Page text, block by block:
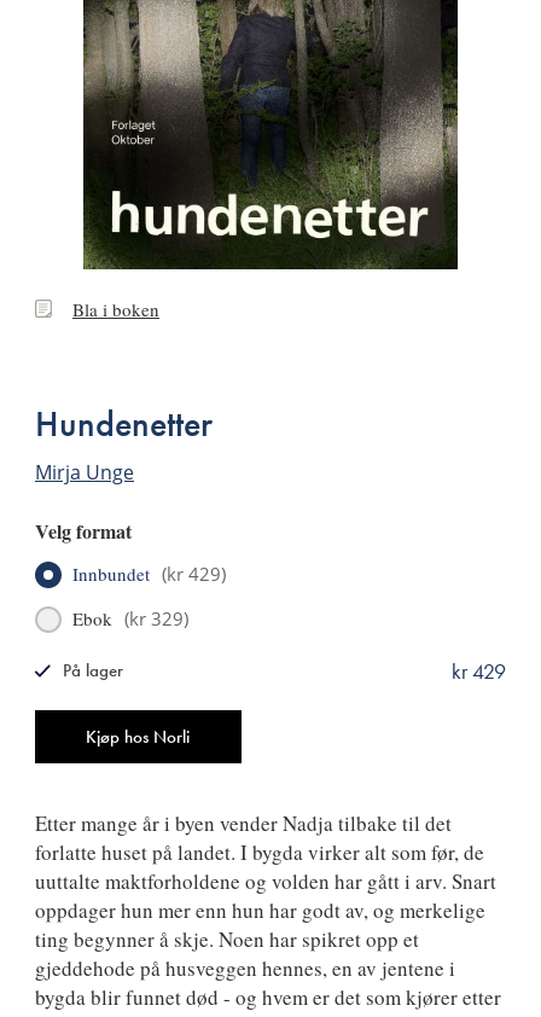
BlaBla i boken
Hundenetter
Mirja Unge
Velg format
Innbundet (kr 429)
Ebok (kr 329)
Kjøp hos Norli
kr 429
På lager
Etter mange år i byen vender Nadja tilbake til det
forlatte huset på landet. I bygda virker alt som før, de
uuttalte maktforholdene og volden har gått i arv. Snart
oppdager hun mer enn hun har godt av, og merkelige
ting begynner å skje. Noen har spikret opp et
gjeddehode på husveggen hennes, en av jentene i
bygda blir funnet død - og hvem er det som kjører etter